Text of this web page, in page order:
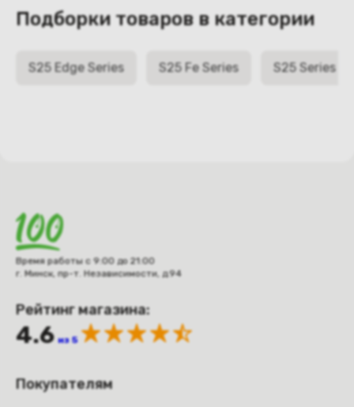
Подборки товаров в категории
S25 Edge Series S25 Fe Series S25 Series
Время работы с 9:00 до 21:00
г. Минск, пр-т. Независимости, д.94
Рейтинг магазина:
4.6 из 5
Покупателям